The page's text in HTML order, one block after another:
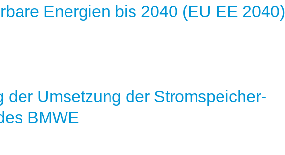
Energien bis 2040 (EU EE 2040)
der Umsetzung der Stromspeicher-
BMWE